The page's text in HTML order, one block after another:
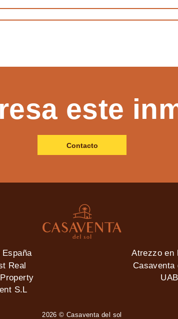
este
Contacto
Real
S.L
Atrezzo en
Casaventa
UAB
2026 © Casaventa del sol